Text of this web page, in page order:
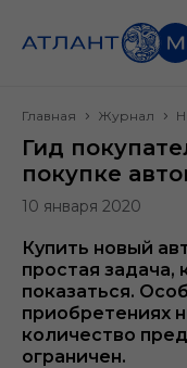
Главная Журнал
Гид
покупке
10 января 2020
Купить новый
простая задача,
показаться.
приобретениях
количество
ограничен.